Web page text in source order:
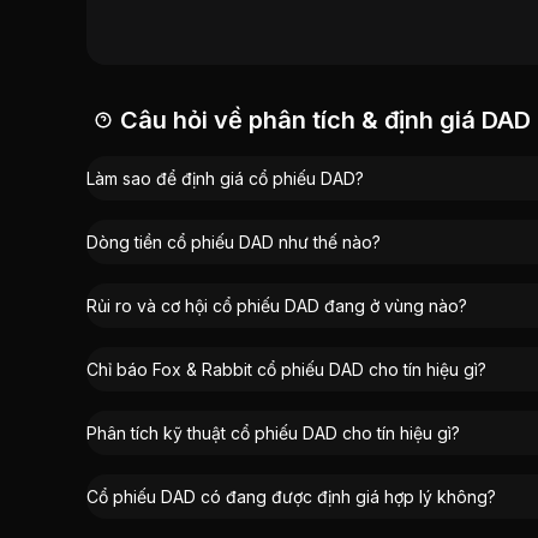
Lê Ngọc
0,36%
Câu hỏi về phân tích & định giá DAD
Làm sao để định giá cổ phiếu DAD?
Dòng tiền cổ phiếu DAD như thế nào?
Rủi ro và cơ hội cổ phiếu DAD đang ở vùng nào?
Chỉ báo Fox & Rabbit cổ phiếu DAD cho tín hiệu gì?
Phân tích kỹ thuật cổ phiếu DAD cho tín hiệu gì?
Cổ phiếu DAD có đang được định giá hợp lý không?